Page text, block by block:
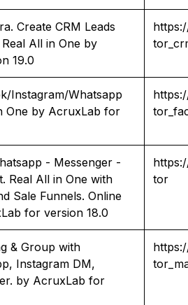
Create CRM Leads
All in One by
19.0
Instagram/Whatsapp
One by AcruxLab for
- Messenger -
Real All in One with
Sale Funnels. Online
for version 18.0
tor
& Group with
Instagram DM,
by AcruxLab for